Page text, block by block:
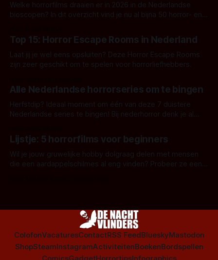
Welke horrorfilms draaien er in 2026 in de Nederlandse
bioscopen? In dit overzicht vind je nu al bijna 50 horror- en
Top 15: Horror Escape Rooms in Nederland
Laat jij je wel eens opsluiten? Deze Horror Escape Rooms
zijn zeer geschikt om te spelen voor horrorliefhebbers.
Alle Nederlandse horrorseries om te bingen
Herfstdip? Ideaal moment om één van deze 7 duistere
Nederlandse series te bingen! Bij nederhorror denk je al
Amsterdamned of The Johnsons. Maar Nederlandse horror
is niet beperkt tot films. Hier een aantal Nederlandse tv-
series uit het duistere of horrorgenre. Als
Lijstje: 5 horrorfilms voor beginners
Wil je jouw gruwelijke hobby dolgraag delen met mensen
die een aardappelschilmes al eng vinden? Probeer ze eens
ColofonVacaturesContactRSS FeedBlueskyMastodon
ShopSteamInstagramActiviteitenBoekenBordspellen